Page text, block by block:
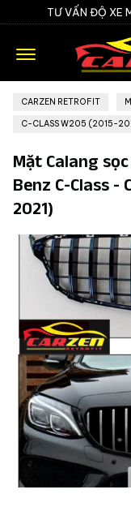
TƯ VẤN ĐỘ XE
CARZEN RETROFIT
C-CLASS W205 (2015-
Mặt Calang sọc
Benz C-Class -
2021)